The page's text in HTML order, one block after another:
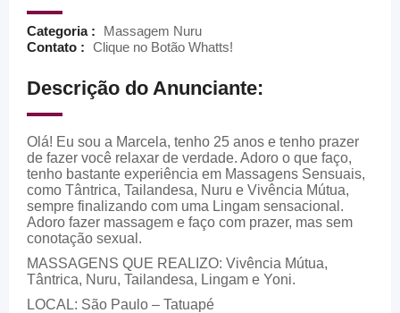
Categoria :
Massagem Nuru
Contato : Clique no Botão Whatts!
Descrição do Anunciante:
Olá! Eu sou a Marcela, tenho 25 anos e tenho prazer
de fazer você relaxar de verdade. Adoro o que faço,
tenho bastante experiência em Massagens Sensuais,
como Tântrica, Tailandesa, Nuru e Vivência Mútua,
sempre finalizando com uma Lingam sensacional.
Adoro fazer massagem e faço com prazer, mas sem
conotação sexual.
MASSAGENS QUE REALIZO: Vivência Mútua,
Tântrica, Nuru, Tailandesa, Lingam e Yoni.
LOCAL: São Paulo – Tatuapé